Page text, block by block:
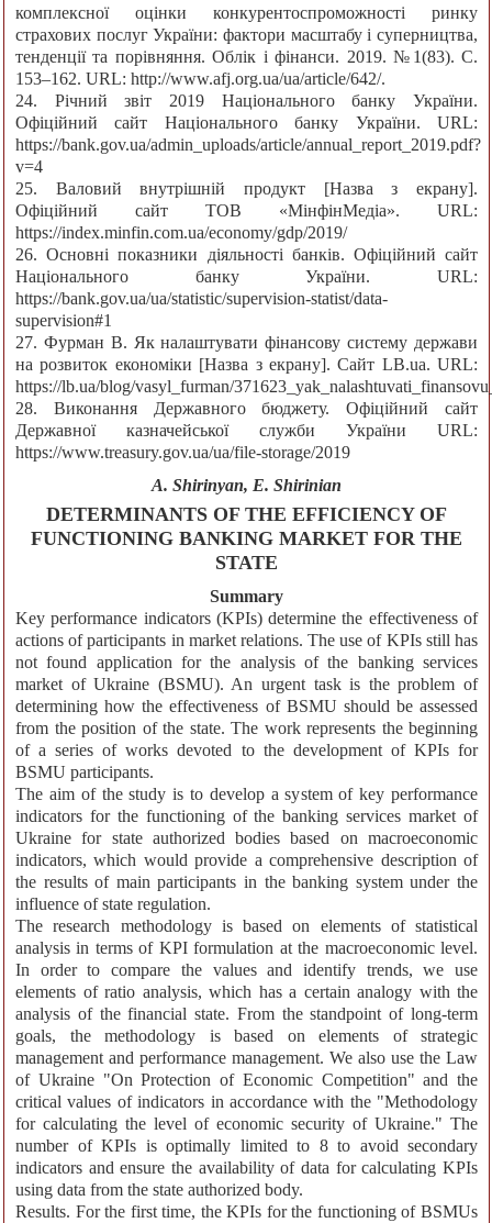
комплексної оцінки конкурентоспроможності ринку
страхових послуг України: фактори масштабу і суперництва,
тенденції та порівняння. Облік і фінанси. 2019. №1(83). С.
153–162. URL: http://www.afj.org.ua/ua/article/642/.
24. Річний звіт 2019 Національного банку України.
Офіційний сайт Національного банку України. URL:
https://bank.gov.ua/admin_uploads/article/annual_report_2019.pdf?
v=4
25. Валовий внутрішній продукт [Назва з екрану].
Офіційний сайт ТОВ «МінфінМедіа». URL:
https://index.minfin.com.ua/economy/gdp/2019/
26. Основні показники діяльності банків. Офіційний сайт
Національного банку України. URL:
https://bank.gov.ua/ua/statistic/supervision-statist/data-
supervision#1
27. Фурман В. Як налаштувати фінансову систему держави
на розвиток економіки [Назва з екрану]. Сайт LB.ua. URL:
https://lb.ua/blog/vasyl_furman/
28. Виконання Державного бюджету. Офіційний сайт
Державної казначейської служби України URL:
https://www.treasury.gov.ua/ua/file-storage/2019
A. Shirinyan, E. Shirinian
DETERMINANTS OF THE EFFICIENCY OF
FUNCTIONING BANKING MARKET FOR THE
STATE
Summary
Key performance indicators (KPIs) determine the effectiveness of
actions of participants in market relations. The use of KPIs still has
not found application for the analysis of the banking services
market of Ukraine (BSMU). An urgent task is the problem of
determining how the effectiveness of BSMU should be assessed
from the position of the state. The work represents the beginning
of a series of works devoted to the development of KPIs for
BSMU participants.
The aim of the study is to develop a system of key performance
indicators for the functioning of the banking services market of
Ukraine for state authorized bodies based on macroeconomic
indicators, which would provide a comprehensive description of
the results of main participants in the banking system under the
influence of state regulation.
The research methodology is based on elements of statistical
analysis in terms of KPI formulation at the macroeconomic level.
In order to compare the values and identify trends, we use
elements of ratio analysis, which has a certain analogy with the
analysis of the financial state. From the standpoint of long-term
goals, the methodology is based on elements of strategic
management and performance management. We also use the Law
of Ukraine "On Protection of Economic Competition" and the
critical values of indicators in accordance with the "Methodology
for calculating the level of economic security of Ukraine." The
number of KPIs is optimally limited to 8 to avoid secondary
indicators and ensure the availability of data for calculating KPIs
using data from the state authorized body.
Results. For the first time, the KPIs for the functioning of BSMUs